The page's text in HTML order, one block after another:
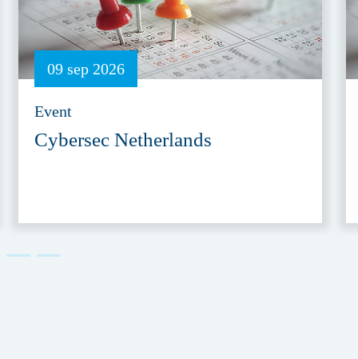
09 sep 2026
Event
Cybersec Netherlands